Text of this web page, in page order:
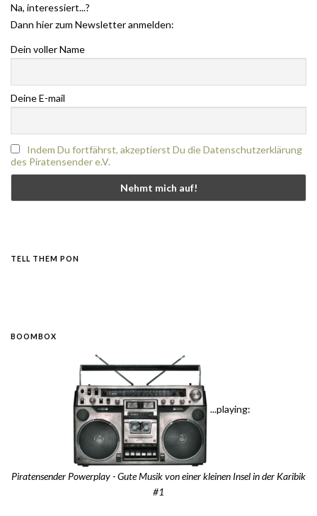
Na, interessiert...?
Dann hier zum Newsletter anmelden:
Dein voller Name
Deine E-mail
Indem Du fortfährst, akzeptierst Du die Datenschutzerklärung
des Piratensender e.V.
TELL THEM PON
BOOMBOX
...playing:
Piratensender Powerplay - Gute Musik von einer kleinen Insel in der Karibik
#1